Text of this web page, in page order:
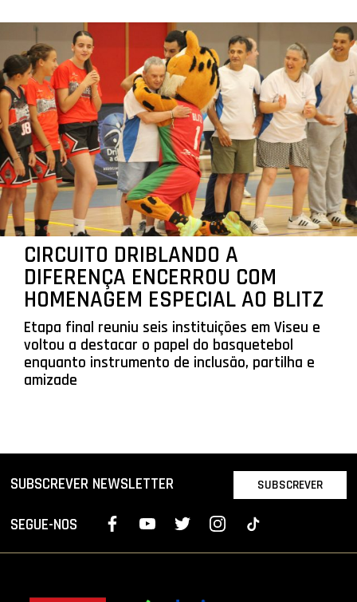
CIRCUITO DRIBLANDO A
DIFERENÇA ENCERROU COM
HOMENAGEM ESPECIAL AO BLITZ
Etapa final reuniu seis instituições em Viseu e
voltou a destacar o papel do basquetebol
enquanto instrumento de inclusão, partilha e
amizade
SUBSCREVER NEWSLETTER SUBSCREVER
SEGUE-NOS